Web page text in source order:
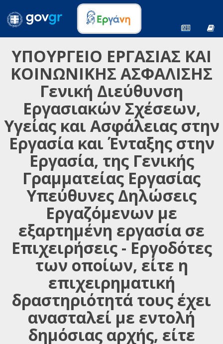
ΥΠΟΥΡΓΕΙΟ ΕΡΓΑΣΙΑΣ ΚΑΙ
ΚΟΙΝΩΝΙΚΗΣ ΑΣΦΑΛΙΣΗΣ
Γενική Διεύθυνση
Εργασιακών Σχέσεων,
Υγείας και Ασφάλειας στην
Εργασία και Ένταξης στην
Εργασία, της Γενικής
Γραμματείας Εργασίας
Υπεύθυνες Δηλώσεις
Εργαζόμενων με
εξαρτημένη εργασία σε
Επιχειρήσεις - Εργοδότες
των οποίων, είτε η
επιχειρηματική
δραστηριότητά τους έχει
ανασταλεί με εντολή
δημόσιας αρχής, είτε